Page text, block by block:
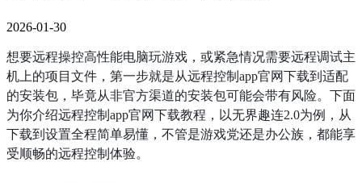
2026-01-30
想要远程操控高性能电脑玩游戏，或紧急情况需要远程调试主
机上的项目文件，第一步就是从远程控制app官网下载到适配
的安装包，毕竟从非官方渠道的安装包可能会带有风险。下面
为你介绍远程控制app官网下载教程，以无界趣连2.0为例，从
下载到设置全程简单易懂，不管是游戏党还是办公族，都能享
受顺畅的远程控制体验。